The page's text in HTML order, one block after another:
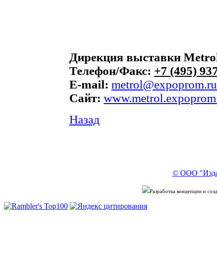
Дирекция выставки
Телефон/Факс: +7 (495)
E-mail: metrol@expoprom.ru
Сайт:
Назад
© ООО
Разработка концепции и